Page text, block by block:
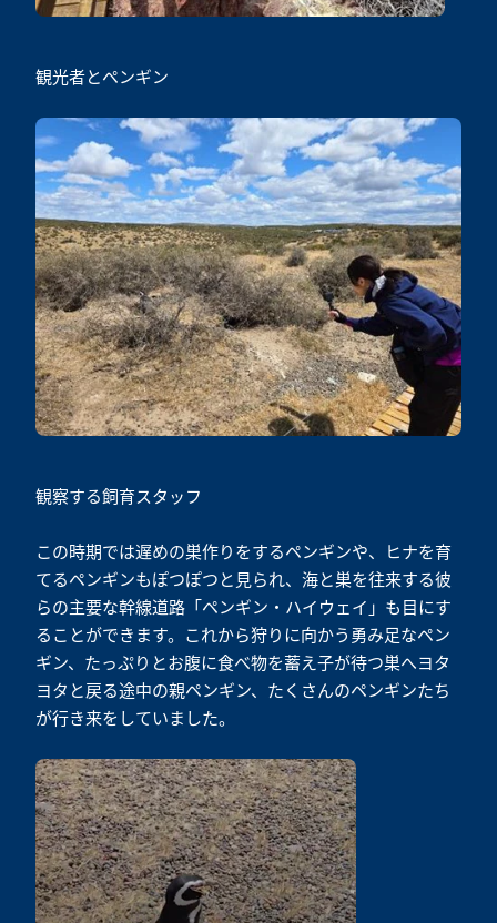
観光者とペンギン
観察する飼育スタッフ
この時期では遅めの巣作りをするペンギンや、ヒナを育
てるペンギンもぽつぽつと見られ、海と巣を往来する彼
らの主要な幹線道路「ペンギン・ハイウェイ」も目にす
ることができます。これから狩りに向かう勇み足なペン
ギン、たっぷりとお腹に食べ物を蓄え子が待つ巣へヨタ
ヨタと戻る途中の親ペンギン、たくさんのペンギンたち
が行き来をしていました。